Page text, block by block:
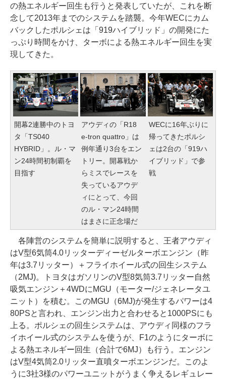
の熱エネルギー回生も行うと発表していたが、これを断
念して2013年までのシステムを踏襲。今年WECにカム
バックしたポルシェは「919ハイブリッド」の開発にた
っぷり時間をかけ、ターボによる熱エネルギー回生を実
現してきた。
開幕2連勝中のトヨ
タ「TS040
HYBRID」。ル・マ
ン24時間初制覇を
目指す
アウディの「R18
e-tron quattro」は
例年通り3台をエン
トリー。開幕戦か
らミスでレースを
失っているアウデ
ィにとって、今回
のル・マン24時間
はまさに正念場だ
WECに16年ぶりに
帰ってきたポルシ
ェは2台の「919ハ
イブリッド」で参
戦
各陣営のシステムを簡単に説明すると、王者アウディ
はV型6気筒4.0リッターディーゼルターボエンジン（昨
年は3.7リッター）＋フライホイール式の回生システム
（2MJ)。トヨタはガソリンのV型8気筒3.7リッター自然
吸気エンジン＋4WDにMGU（モーター/ジェネレータユ
ニット）を積む。このMGU（6MJ)が発生するパワーは4
80PSと言われ、エンジン出力と合わせると1000PSにも
上る。ポルシェの回生システムは、アウディ同様のフラ
イホイール式のシステムを使うが、F1のようにターボに
よる熱エネルギー回生（合計で6MJ）も行う。エンジン
はV型4気筒2.0リッター直噴ターボエンジンだ。このよ
うに3社3様のパワーユニットがうまく争えるレギュレー